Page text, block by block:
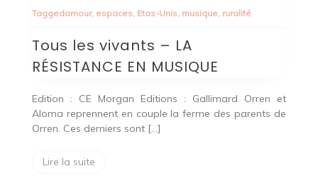
Taggedamour, espaces, Etas-Unis, musique, ruralité
Tous les vivants – LA
RÉSISTANCE EN MUSIQUE
Edition : CE Morgan Editions : Gallimard Orren et
Aloma reprennent en couple la ferme des parents de
Orren. Ces derniers sont […]
Lire la suite